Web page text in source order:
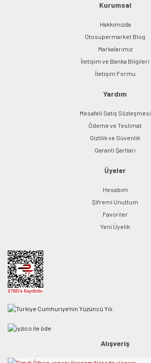
Bu ürüne benzer farklı alternatifler olmalı.
Gönder
Kurumsal
Hakkımızda
Otosupermarket Blog
Markalarımız
İletişim ve Banka Bilgileri
İletişim Formu
Yardım
Mesafeli Satış Sözleşmesi
Ödeme ve Teslimat
Gizlilik ve Güvenlik
Garanti Şartları
Üyeler
Hesabım
Şifremi Unuttum
Favoriler
Yeni Üyelik
Alışveriş